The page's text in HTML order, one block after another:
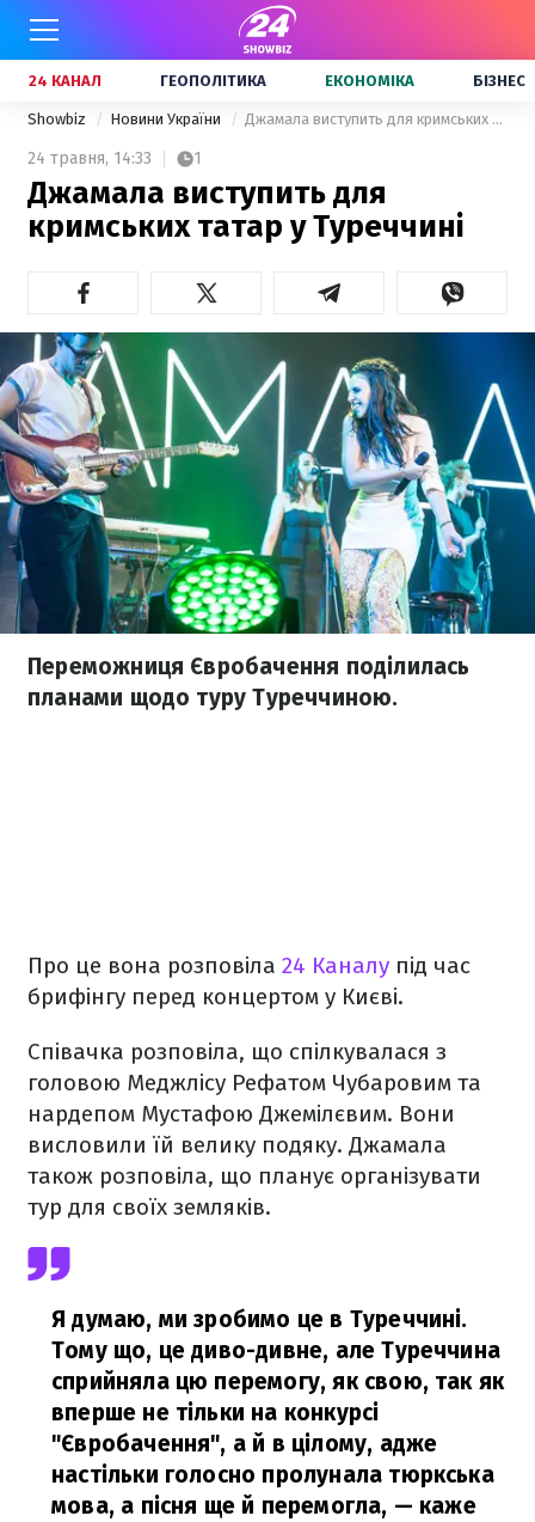
24 КАНАЛ ГЕОПОЛІТИКА ЕКОНОМІКА БІЗНЕС
Showbiz Новини України Джамала виступить для кримських татар у Туреччині
24 травня, 14:33 1
Джамала виступить для
кримських татар у Туреччині
Переможниця Євробачення поділилась
планами щодо туру Туреччиною.
Про це вона розповіла 24 Каналу під час
брифінгу перед концертом у Києві.
Співачка розповіла, що спілкувалася з
головою Меджлісу Рефатом Чубаровим та
нардепом Мустафою Джемілєвим. Вони
висловили їй велику подяку. Джамала
також розповіла, що планує організувати
тур для своїх земляків.
Я думаю, ми зробимо це в Туреччині.
Тому що, це диво-дивне, але Туреччина
сприйняла цю перемогу, як свою, так як
вперше не тільки на конкурсі
"Євробачення", а й в цілому, адже
настільки голосно пролунала тюркська
мова, а пісня ще й перемогла, — каже